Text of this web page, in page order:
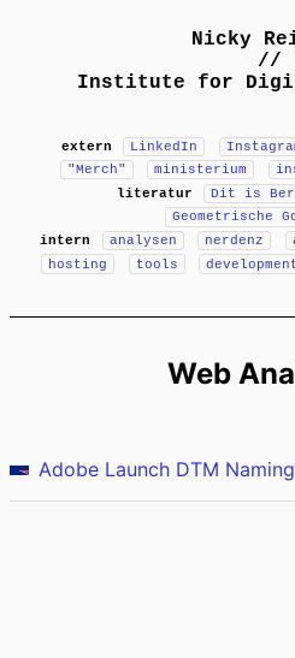
Nicky
//
Institute for
extern LinkedIn
"Merch"
ministerium
literatur
Dit is
Geometrische
intern
analysen nerdenz
hosting
tools
Web
Adobe Launch DTM